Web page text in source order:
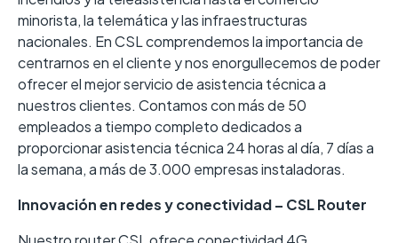
minorista, la telemática y las infraestructuras
nacionales. En CSL comprendemos la importancia de
centrarnos en el cliente y nos enorgullecemos de poder
ofrecer el mejor servicio de asistencia técnica a
nuestros clientes. Contamos con más de 50
empleados a tiempo completo dedicados a
proporcionar asistencia técnica 24 horas al día, 7 días a
la semana, a más de 3.000 empresas instaladoras.
Innovación en redes y conectividad – CSL Router